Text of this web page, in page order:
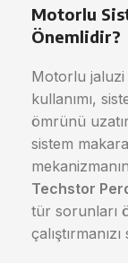
Motorlu
Önemlidir?
Motorlu
kullanımı,
ömrünü
sistem
Techstor
tür sorunları